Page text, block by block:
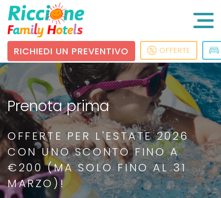
RICHIEDI UN PREVENTIVO OFFERTE
Prenota prima
OFFERTE PER L'ESTATE 2026
CON UNO SCONTO FINO A
€200 (MA SOLO FINO AL 31
MARZO)!